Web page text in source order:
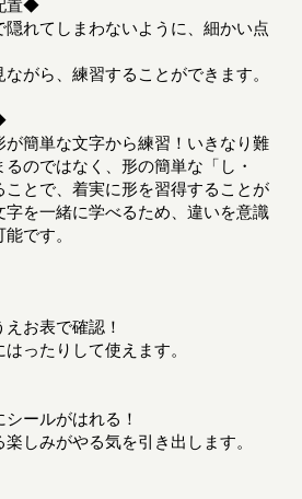
置◆
れてしまわないように、細かい点
がら、練習することができます。
が簡単な文字から練習！いきなり難
のではなく、形の簡単な「し・
ことで、着実に形を習得することが
字を一緒に学べるため、違いを意識
です。
お表で確認！
ったりして使えます。
ールがはれる！
しみがやる気を引き出します。